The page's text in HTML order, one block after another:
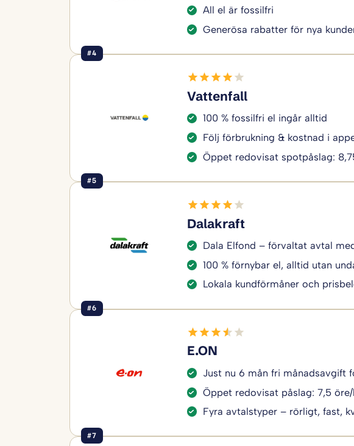
All el är fossilfri
Generösa rabatter för nya
#4
Vattenfall
100 % fossilfri el ingår alltid
Följ förbrukning & kostnad i
Öppet redovisat spotpåslag:
#5
Dalakraft
Dala Elfond – förvaltat avtal
100 % förnybar el, alltid utan
Lokala kundförmåner och
#6
E.ON
Just nu 6 mån fri månadsavgift
Öppet redovisat påslag: 7,5
Fyra avtalstyper – rörligt, fast,
#7